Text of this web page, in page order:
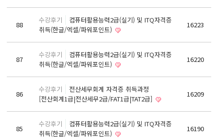
88
수강후기
컴퓨터활용능력2급(실기) 및 ITQ자격증
취득(한글/엑셀/파워포인트)
16223
87
수강후기
컴퓨터활용능력2급(실기) 및 ITQ자격증
취득(한글/엑셀/파워포인트)
16220
86
수강후기
전산세무회계 자격증 취득과정
[전산회계1급|전산세무2급/FAT1급|TAT2급]
16209
85
수강후기
컴퓨터활용능력2급(실기) 및 ITQ자격증
취득(한글/엑셀/파워포인트)
16190
취업센터
온라인상담
카카오톡 상담